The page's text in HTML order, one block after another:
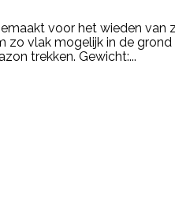
voor het wieden
vlak mogelijk in de
trekken. Gewicht:...